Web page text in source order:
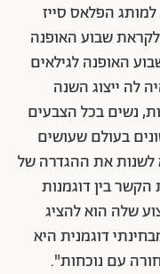
הפלאס סייז
שבוע האופנה
האופנה לגילאים
לה ייצוג השנה
נשים בכל הצבעים
בעולם שעושים
לשנות את ההגדרה של
הקשר בין דוגמנות
שלה הוא להציג
דוגמנית היא
עם נוכחות".